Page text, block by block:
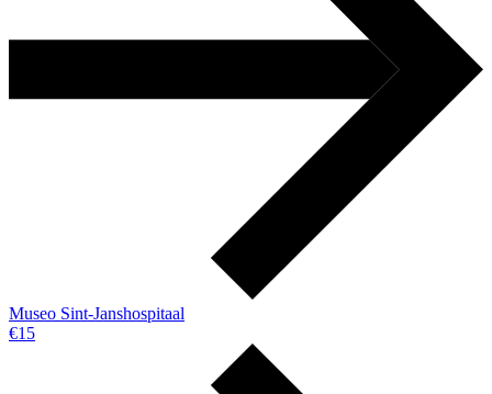
Museo Sint-Janshospitaal
€15